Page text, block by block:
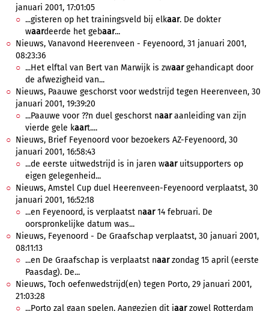
januari 2001, 17:01:05
...gisteren op het trainingsveld bij elkaar. De dokter
waardeerde het gebaar...
Nieuws, Vanavond Heerenveen - Feyenoord, 31 januari 2001,
08:23:36
...Het elftal van Bert van Marwijk is zwaargehandicapt door
de afwezigheid van...
Nieuws, Paauwe geschorst voor wedstrijd tegen Heerenveen, 30
januari 2001, 19:39:20
...Paauwe voor ??n duel geschorst naaraanleiding van zijn
vierde gele kaart....
Nieuws, Brief Feyenoord voor bezoekers AZ-Feyenoord, 30
januari 2001, 16:58:43
...de eerste uitwedstrijd is in jaren waaruitsupporters op
eigen gelegenheid...
Nieuws, Amstel Cup duel Heerenveen-Feyenoord verplaatst, 30
januari 2001, 16:52:18
...en Feyenoord, is verplaatst naar14 februari. De
oorspronkelijke datum was...
Nieuws, Feyenoord - De Graafschap verplaatst, 30 januari 2001,
08:11:13
...en De Graafschap is verplaatst naarzondag 15 april (eerste
Paasdag). De...
Nieuws, Toch oefenwedstrijd(en) tegen Porto, 29 januari 2001,
21:03:28
...Porto zal gaan spelen. Aangezien dit jaarzowel Rotterdam